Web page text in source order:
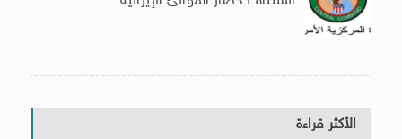
الأكثر قراءة